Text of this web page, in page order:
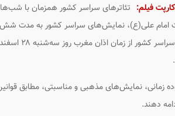
فیلم:
امام علی(ع)، نمایش‌های سراسر کشور به مدت
زمانی، نمایش‌های مذهبی و مناسبتی، مطابق
دهند.